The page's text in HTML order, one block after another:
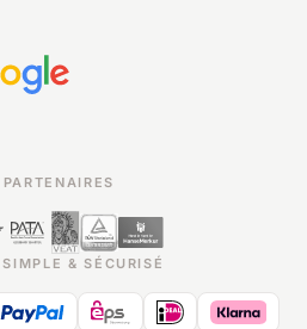
PARTENAIRES
& SÉCURISÉ